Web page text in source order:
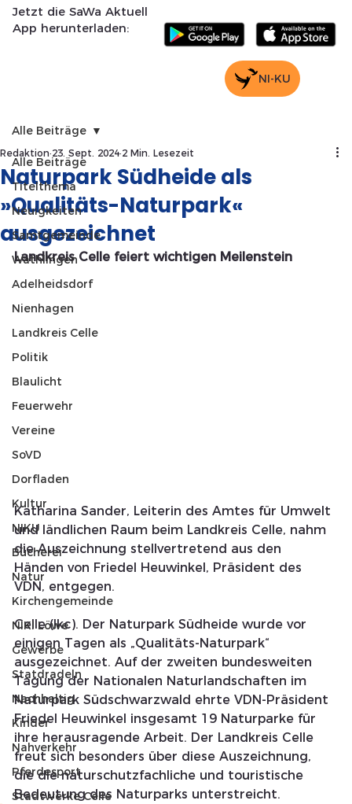
Jetzt die SaWa Aktuell
App herunterladen:
NI-KU
Alle Beiträge
Titelthema
Neuigkeiten
Samtgemeinde
Wathlingen
Adelheidsdorf
Nienhagen
Landkreis Celle
Politik
Blaulicht
Feuerwehr
Vereine
SoVD
Dorfladen
Kultur
NIKU
Bücherei
Natur
Kirchengemeinde
NIKI Löwe
Gewerbe
Statdradeln
Nachhaltig
Kinder
Nahverkehr
Pferdesport
Stadtwerke Celle
Alle Beiträge
Naturpark Südheide als
»Qualitäts-Naturpark«
ausgezeichnet
Redaktion 23. Sept. 2024 2 Min. Lesezeit
Landkreis Celle feiert wichtigen Meilenstein
Katharina Sander, Leiterin des Amtes für Umwelt
und ländlichen Raum beim Landkreis Celle, nahm
die Auszeichnung stellvertretend aus den
Händen von Friedel Heuwinkel, Präsident des
VDN, entgegen.
Celle (lkc). Der Naturpark Südheide wurde vor
einigen Tagen als „Qualitäts-Naturpark“
ausgezeichnet. Auf der zweiten bundesweiten
Tagung der Nationalen Naturlandschaften im
Naturpark Südschwarzwald ehrte VDN-Präsident
Friedel Heuwinkel insgesamt 19 Naturparke für
ihre herausragende Arbeit. Der Landkreis Celle
freut sich besonders über diese Auszeichnung,
die die naturschutzfachliche und touristische
Bedeutung des Naturparks unterstreicht.